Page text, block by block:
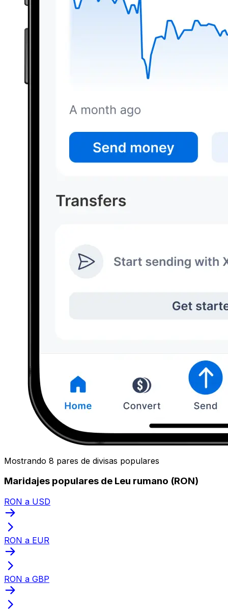
Mostrando 8 pares de divisas populares
Maridajes populares de Leu rumano (RON)
RON a USD
RON a EUR
RON a GBP